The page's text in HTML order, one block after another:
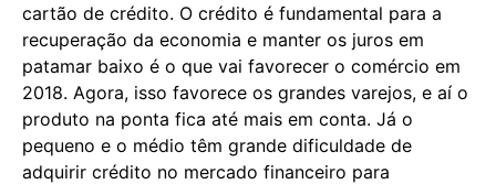
cartão de crédito. O crédito é fundamental para a
recuperação da economia e manter os juros em
patamar baixo é o que vai favorecer o comércio em
2018. Agora, isso favorece os grandes varejos, e aí o
produto na ponta fica até mais em conta. Já o
pequeno e o médio têm grande dificuldade de
adquirir crédito no mercado financeiro para